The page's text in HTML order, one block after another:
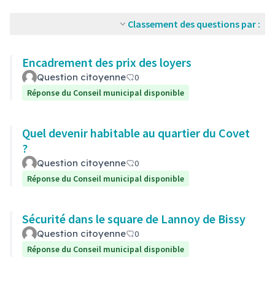
Classement des questions par :
Encadrement des prix des loyers
Question citoyenne
0
Réponse du Conseil municipal disponible
Quel devenir habitable au quartier du Covet
?
Question citoyenne
0
Réponse du Conseil municipal disponible
Sécurité dans le square de Lannoy de Bissy
Question citoyenne
0
Réponse du Conseil municipal disponible